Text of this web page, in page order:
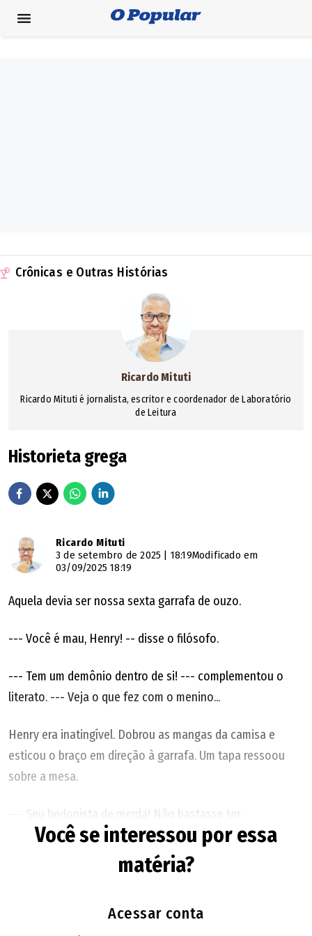
Crônicas e Outras Histórias
Ricardo Mituti
Ricardo Mituti é jornalista, escritor e coordenador de Laboratório
de Leitura
Historieta grega
Ricardo Mituti
3 de setembro de 2025 | 18:19Modificado em
03/09/2025 18:19
Aquela devia ser nossa sexta garrafa de ouzo.
--- Você é mau, Henry! -- disse o filósofo.
--- Tem um demônio dentro de si! --- complementou o
literato. --- Veja o que fez com o menino...
Henry era inatingível. Dobrou as mangas da camisa e
esticou o braço em direção à garrafa. Um tapa ressoou
sobre a mesa.
--- Seu hedonista de merda! Não bastasse ter
assassinado Dorian e agora você aparece aqui para
caluniar o mais irretocável dos nossos amigos?
Aristocrata vagabundo! --- acho que bradei.
--- A calúnia é incompatível com uma personalidade tão
Você se interessou por essa
matéria?
Acessar conta